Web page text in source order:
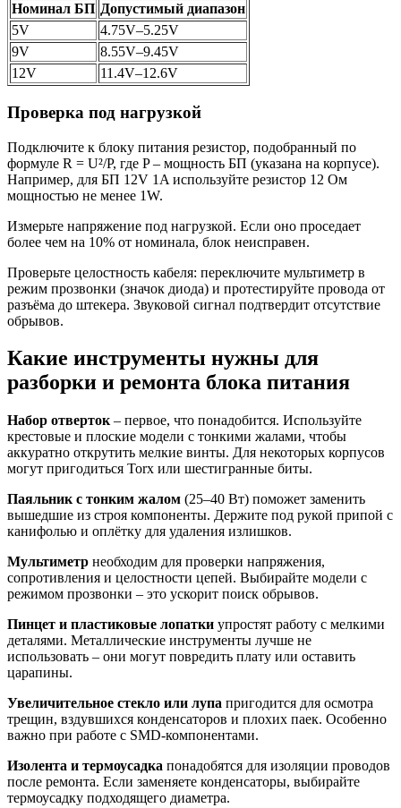
Номинал БП Допустимый диапазон
5V
4.75V–5.25V
9V
8.55V–9.45V
12V
11.4V–12.6V
Проверка под нагрузкой
Подключите к блоку питания резистор, подобранный по
формуле R = U²/P, где P – мощность БП (указана на корпусе).
Например, для БП 12V 1A используйте резистор 12 Ом
мощностью не менее 1W.
Измерьте напряжение под нагрузкой. Если оно проседает
более чем на 10% от номинала, блок неисправен.
Проверьте целостность кабеля: переключите мультиметр в
режим прозвонки (значок диода) и протестируйте провода от
разъёма до штекера. Звуковой сигнал подтвердит отсутствие
обрывов.
Какие инструменты нужны для
разборки и ремонта блока питания
Набор отверток – первое, что понадобится. Используйте
крестовые и плоские модели с тонкими жалами, чтобы
аккуратно открутить мелкие винты. Для некоторых корпусов
могут пригодиться Torx или шестигранные биты.
Паяльник с тонким жалом (25–40 Вт) поможет заменить
вышедшие из строя компоненты. Держите под рукой припой с
канифолью и оплётку для удаления излишков.
Мультиметр необходим для проверки напряжения,
сопротивления и целостности цепей. Выбирайте модели с
режимом прозвонки – это ускорит поиск обрывов.
Пинцет и пластиковые лопатки упростят работу с мелкими
деталями. Металлические инструменты лучше не
использовать – они могут повредить плату или оставить
царапины.
Увеличительное стекло или лупа пригодится для осмотра
трещин, вздувшихся конденсаторов и плохих паек. Особенно
важно при работе с SMD-компонентами.
Изолента и термоусадка понадобятся для изоляции проводов
после ремонта. Если заменяете конденсаторы, выбирайте
термоусадку подходящего диаметра.